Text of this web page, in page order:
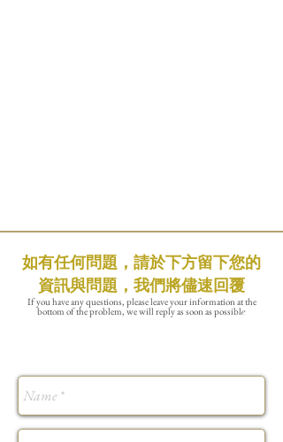
如有任何問題，請於下方留下您的
資訊與問題，我們將儘速回覆
If you have any questions, please leave your information at the
bottom of the problem, we will reply as soon as possible